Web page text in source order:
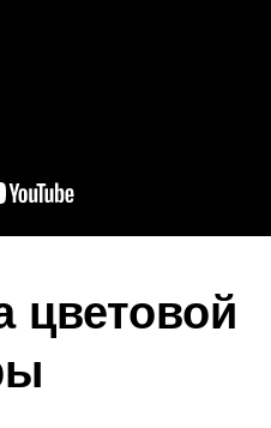
цветовой